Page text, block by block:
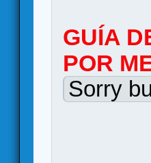
GUÍA
POR
Sorry